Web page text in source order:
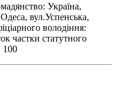
Україна,
вул.Успенська,
володіння:
частки статутного
100